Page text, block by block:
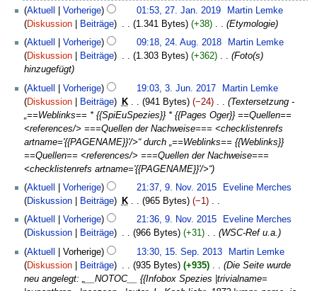
27.
Januar
Aktuell Vorherige 01:53, 27. Jan. 2019
Martin Lemke
Diskussion
Beiträge 1.341 Bytes +38 ‎ Etymologie
24.
August
2018
Aktuell Vorherige 09:18, 24. Aug. 2018
Martin Lemke
Diskussion
Beiträge 1.303 Bytes +362 ‎
Foto(s)
hinzugefügt
Juni
Aktuell Vorherige 19:03, 3. Jun. 2017
Martin Lemke
Diskussion
Beiträge K 941 Bytes −24 ‎
Textersetzung -
„==Weblinks== * {{SpiEuSpezies}} * {{Pages Oger}} ==Quellen==
<references/> ===Quellen der Nachweise=== <checklistenrefs
artname='{{PAGENAME}}'/>“ durch „==Weblinks== {{Weblinks}}
==Quellen== <references/> ===Quellen der Nachweise===
<checklistenrefs artname='{{PAGENAME}}'/>“
November
Aktuell Vorherige 21:37, 9. Nov. 2015
Eveline Merches
Diskussion
Beiträge K 965 Bytes −1 ‎
K
e
n
e
B
Aktuell Vorherige 21:36, 9. Nov. 2015
Eveline Merches
Diskussion
Beiträge 966 Bytes +31 ‎ WSC-Ref u.a.
September
2013
Aktuell Vorherige 13:30, 15. Sep. 2013
Martin Lemke
Diskussion
Beiträge 935 Bytes +935 ‎
Die Seite wurde
neu angelegt: „__NOTOC__ {{Infobox Spezies |trivialname=